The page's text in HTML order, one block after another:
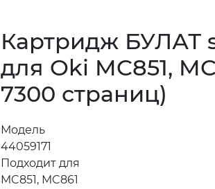
Картридж БУЛАТ
для Oki MC851,
7300 страниц)
Модель
44059171
Подходит для
MC851, MC861